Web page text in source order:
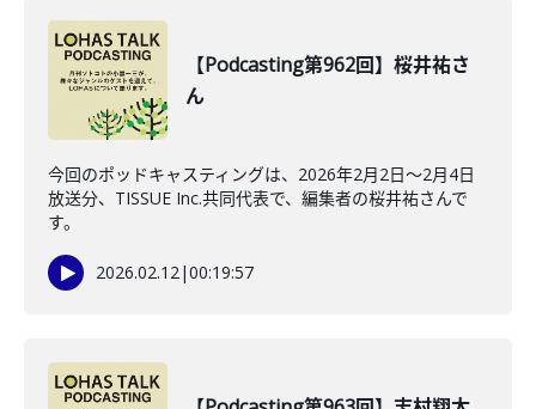
【Podcasting第962回】桜井祐さ
ん
今回のポッドキャスティングは、2026年2月2日〜2月4日
放送分、TISSUE Inc.共同代表で、編集者の桜井祐さんで
す。
2026.02.12|00:19:57